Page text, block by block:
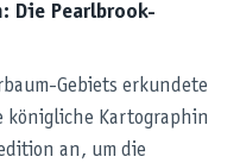
Die Pearlbrook-
Gebiets erkundete
königliche Kartographin
an, um die